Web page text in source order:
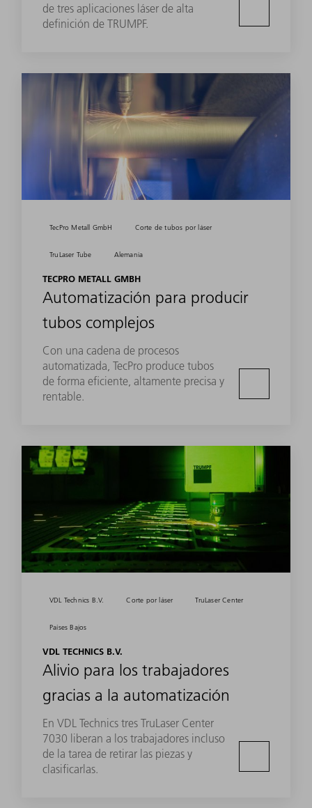
de tres aplicaciones láser de alta
definición de TRUMPF.
TecPro Metall GmbH Corte de tubos por láser
TruLaser Tube Alemania
TECPRO METALL GMBH
Automatización para producir
tubos complejos
Con una cadena de procesos
automatizada, TecPro produce tubos
de forma eficiente, altamente precisa y
rentable.
VDL Technics B.V. Corte por láser TruLaser Center
Países Bajos
VDL TECHNICS B.V.
Alivio para los trabajadores
gracias a la automatización
En VDL Technics tres TruLaser Center
7030 liberan a los trabajadores incluso
de la tarea de retirar las piezas y
clasificarlas.